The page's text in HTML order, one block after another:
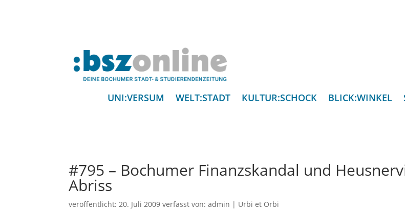
UNI:VERSUM WELT:STADT KULTUR:SCHOCK BLICK:WINKEL
#795 – Bochumer Finanzskandal und
Abriss
veröffentlicht:20. Juli 2009 verfasst von:admin | Urbi et Orbi